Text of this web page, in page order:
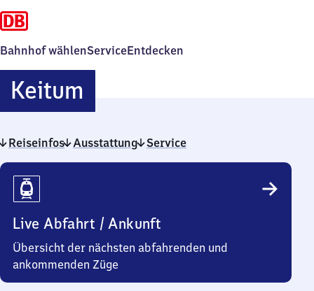
Bahnhof wählenServiceEntdecken
KeitumKeitum
Reiseinfos Ausstattung Service
Reiseinfos
Live Abfahrt / Ankunft
Übersicht der nächsten abfahrenden und
ankommenden Züge